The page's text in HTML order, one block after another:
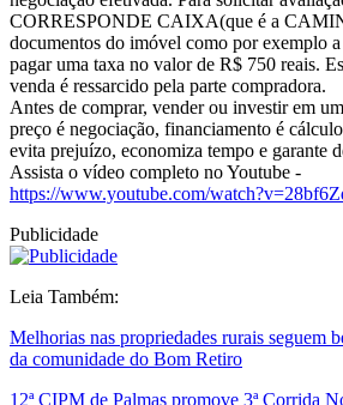
CORRESPONDE CAIXA(que é a
documentos do imóvel como por exemplo
pagar uma taxa no valor de R$ 750 reais.
venda é ressarcido pela parte compradora.
Antes de comprar, vender ou investir em
preço é negociação, financiamento é
evita prejuízo, economiza tempo e garante
Assista o vídeo completo no Youtube -
https://www.youtube.com/
Publicidade
Leia Também:
Melhorias nas propriedades rurais seguem
da comunidade do Bom Retiro
12ª CIPM de Palmas promove 3ª Corrida